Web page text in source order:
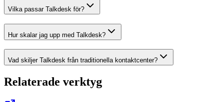
Vilka passar Talkdesk för?
Hur skalar jag upp med Talkdesk?
Vad skiljer Talkdesk från traditionella kontaktcenter?
Relaterade verktyg